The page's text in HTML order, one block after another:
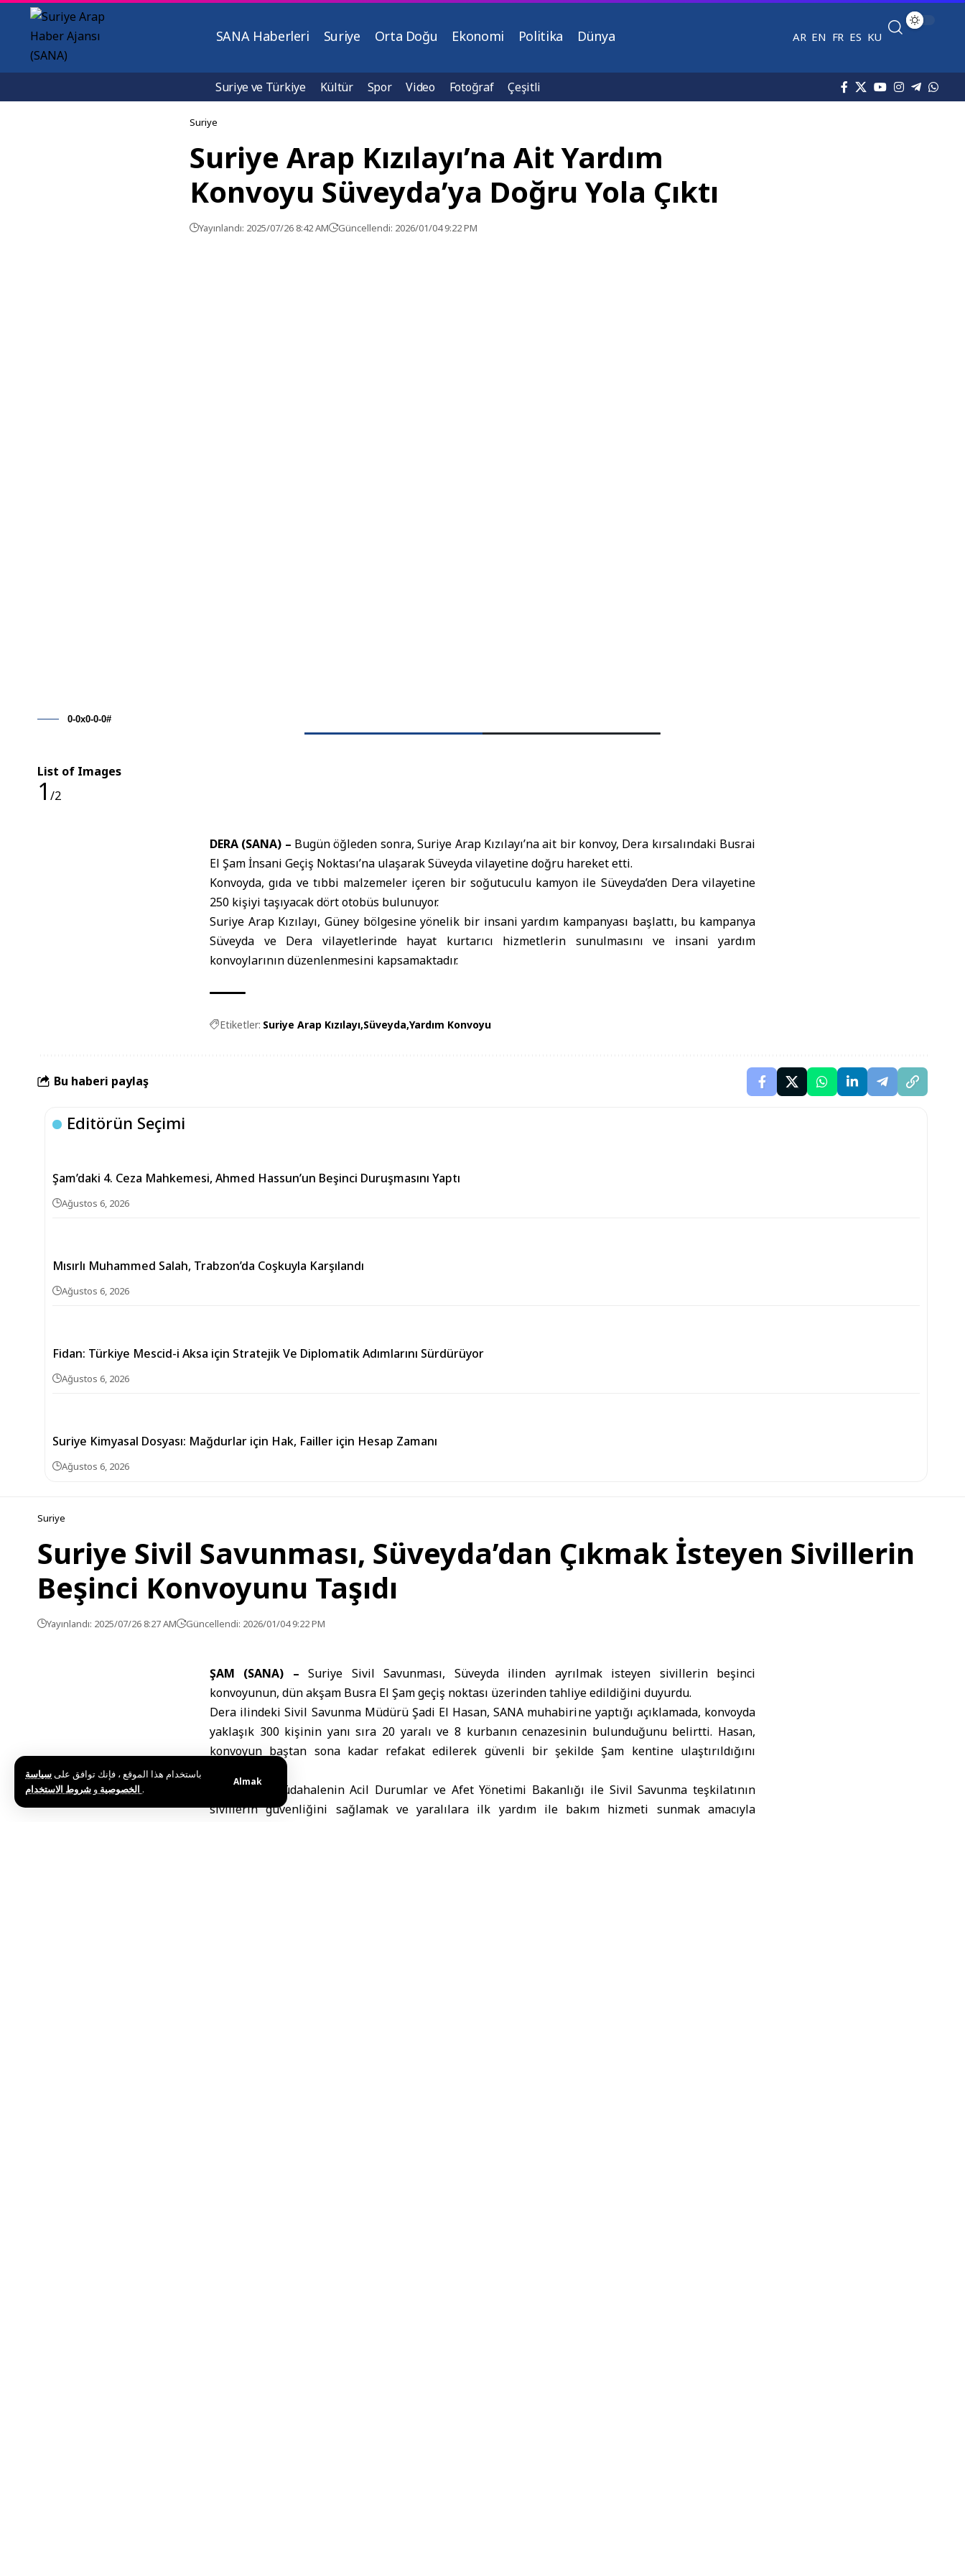
باستخدام هذا الموقع ، فإنك توافق علىسياسة
الخصوصية و .
Almak
SANA Haberleri Suriye Orta Doğu Ekonomi Politika Dünya AR EN FR ES KU
Suriye ve Türkiye Kültür Spor Video Fotoğraf Çeşitli
Suriye
Suriye Arap Kızılayı’na Ait Yardım
Konvoyu Süveyda’ya Doğru Yola Çıktı
Yayınlandı: 2025/07/26 8:42 AM Güncellendi: 2026/01/04 9:22 PM
0-0x0-0-0#
List of Images
1 /2
DERA (SANA) – Bugün öğleden sonra, Suriye Arap Kızılayı’na ait bir konvoy, Dera kırsalındaki Busrai
El Şam İnsani Geçiş Noktası’na ulaşarak Süveyda vilayetine doğru hareket etti.
Konvoyda, gıda ve tıbbi malzemeler içeren bir soğutuculu kamyon ile Süveyda’den Dera vilayetine
250 kişiyi taşıyacak dört otobüs bulunuyor.
Suriye Arap Kızılayı, Güney bölgesine yönelik bir insani yardım kampanyası başlattı, bu kampanya
Süveyda ve Dera vilayetlerinde hayat kurtarıcı hizmetlerin sunulmasını ve insani yardım
konvoylarının düzenlenmesini kapsamaktadır.
Etiketler: Suriye Arap Kızılayı Süveyda Yardım Konvoyu
Bu haberi paylaş
Editörün Seçimi
Şam’daki 4. Ceza Mahkemesi, Ahmed Hassun’un Beşinci Duruşmasını Yaptı
Ağustos 6, 2026
Mısırlı Muhammed Salah, Trabzon’da Coşkuyla Karşılandı
Ağustos 6, 2026
Fidan: Türkiye Mescid-i Aksa için Stratejik Ve Diplomatik Adımlarını Sürdürüyor
Ağustos 6, 2026
Suriye Kimyasal Dosyası: Mağdurlar için Hak, Failler için Hesap Zamanı
Ağustos 6, 2026
Suriye
Suriye Sivil Savunması, Süveyda’dan Çıkmak İsteyen Sivillerin
Beşinci Konvoyunu Taşıdı
Yayınlandı: 2025/07/26 8:27 AM Güncellendi: 2026/01/04 9:22 PM
ŞAM (SANA) – Suriye Sivil Savunması, Süveyda ilinden ayrılmak isteyen sivillerin beşinci
konvoyunun, dün akşam Busra El Şam geçiş noktası üzerinden tahliye edildiğini duyurdu.
Dera ilindeki Sivil Savunma Müdürü Şadi El Hasan, SANA muhabirine yaptığı açıklamada, konvoyda
yaklaşık 300 kişinin yanı sıra 20 yaralı ve 8 kurbanın cenazesinin bulunduğunu belirtti. Hasan,
konvoyun baştan sona kadar refakat edilerek güvenli bir şekilde Şam kentine ulaştırıldığını
Hasan, bu müdahalenin Acil Durumlar ve Afet Yönetimi Bakanlığı ile Sivil Savunma teşkilatının
sivillerin güvenliğini sağlamak ve yaralılara ilk yardım ile bakım hizmeti sunmak amacıyla